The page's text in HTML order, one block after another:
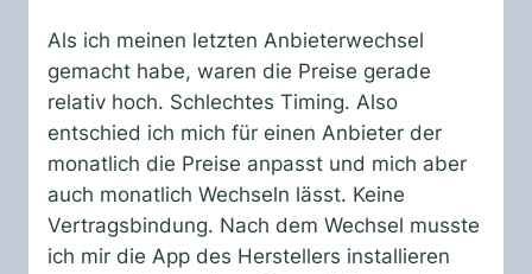
Als ich meinen letzten Anbieterwechsel
gemacht habe, waren die Preise gerade
relativ hoch. Schlechtes Timing. Also
entschied ich mich für einen Anbieter der
monatlich die Preise anpasst und mich aber
auch monatlich Wechseln lässt. Keine
Vertragsbindung. Nach dem Wechsel musste
ich mir die App des Herstellers installieren